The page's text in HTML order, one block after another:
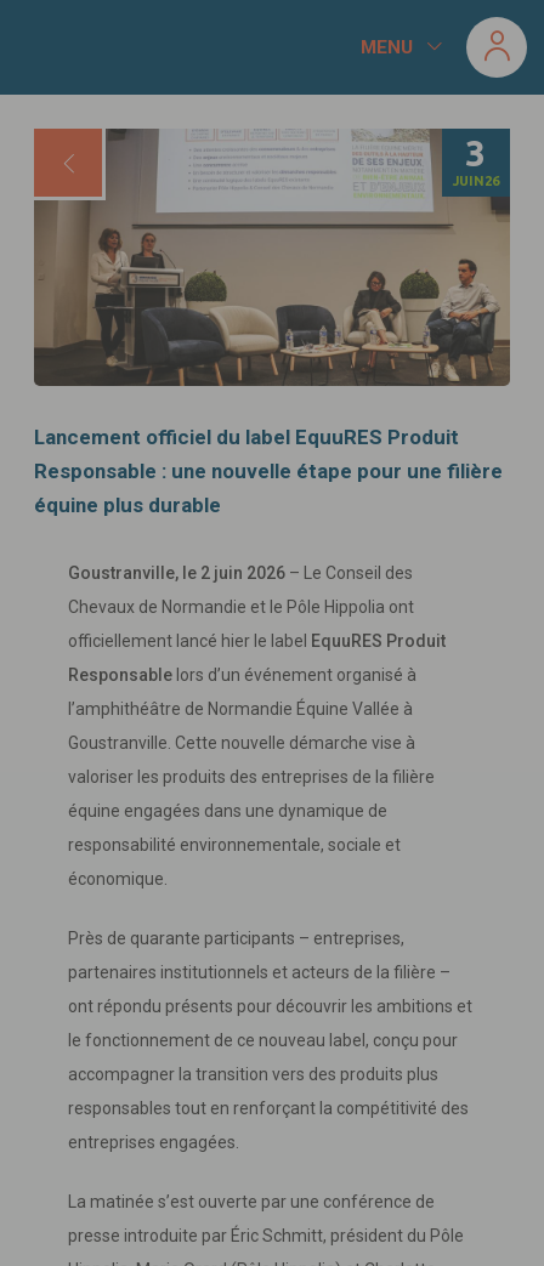
MENU
3
JUIN26
Lancement officiel du label EquuRES Produit
Responsable : une nouvelle étape pour une filière
équine plus durable
Goustranville, le 2 juin 2026 – Le Conseil des
Chevaux de Normandie et le Pôle Hippolia ont
officiellement lancé hier le label EquuRES Produit
Responsable lors d’un événement organisé à
l’amphithéâtre de Normandie Équine Vallée à
Goustranville. Cette nouvelle démarche vise à
valoriser les produits des entreprises de la filière
équine engagées dans une dynamique de
responsabilité environnementale, sociale et
économique.
Près de quarante participants – entreprises,
partenaires institutionnels et acteurs de la filière –
ont répondu présents pour découvrir les ambitions et
le fonctionnement de ce nouveau label, conçu pour
accompagner la transition vers des produits plus
responsables tout en renforçant la compétitivité des
entreprises engagées.
La matinée s’est ouverte par une conférence de
presse introduite par Éric Schmitt, président du Pôle